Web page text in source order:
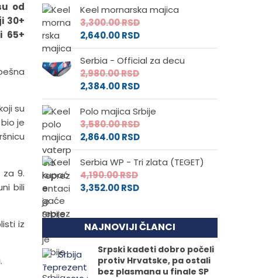
od
30+
65+
su
je
9.
bili
iz
Keel mornarska majica
3,300.00RSD
2,640.00RSD
Serbia - Official za decu
2,980.00RSD
2,384.00RSD
Polo majica Srbije
3,580.00RSD
2,864.00RSD
Serbia WP - Tri zlata (TEGET)
4,190.00RSD
3,352.00RSD
NAJNOVIJI ČLANCI
Srpski kadeti dobro počeli
protiv Hrvatske, pa ostali
bez plasmana u finale SP